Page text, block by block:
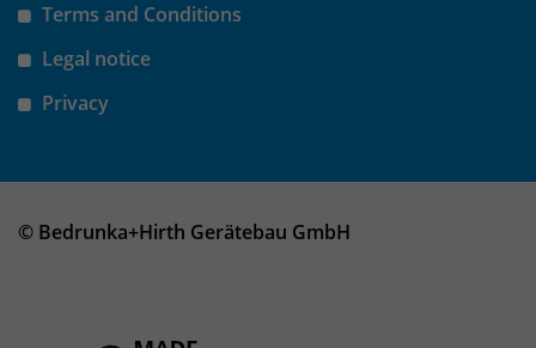
Terms and Conditions
Legal notice
Privacy
© Bedrunka+Hirth Gerätebau GmbH